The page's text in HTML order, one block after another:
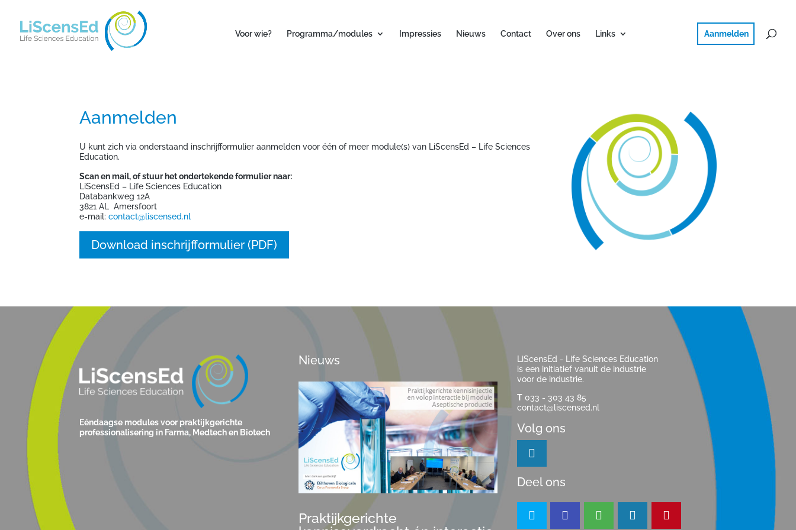
Voor wie? Programma/modules Impressies Nieuws Contact Over ons Links Aanmelden
Aanmelden
U kunt zich via onderstaand inschrijfformulier aanmelden voor één of meer module(s) van LiScensEd – Life Sciences
Education.
Scan en mail, of stuur het ondertekende formulier naar:
LiScensEd – Life Sciences Education
Databankweg 12A
3821 AL Amersfoort
e-mail:contact@liscensed.nl
Download inschrijfformulier (PDF)
Eéndaagse modules voor praktijkgerichte
professionalisering in Farma, Medtech en Biotech
Nieuws
Praktijkgerichte
LiScensEd - Life Sciences Education
is een initiatief vanuit de industrie
voor de industrie.
T033 - 303 43 85
contact@liscensed.nl
Volg ons
Deel ons